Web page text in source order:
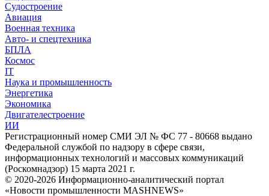
Судостроение
Авиация
Военная техника
Авто- и спецтехника
БПЛА
Космос
IT
Наука и промышленность
Энергетика
Экономика
Двигателестроение
ИИ
Регистрационный номер СМИ ЭЛ № ФС 77 - 80668 выдано
Федеральной службой по надзору в сфере связи,
информационных технологий и массовых коммуникаций
(Роскомнадзор) 15 марта 2021 г.
© 2020-2026 Информационно-аналитический портал
«Новости промышленности MASHNEWS»